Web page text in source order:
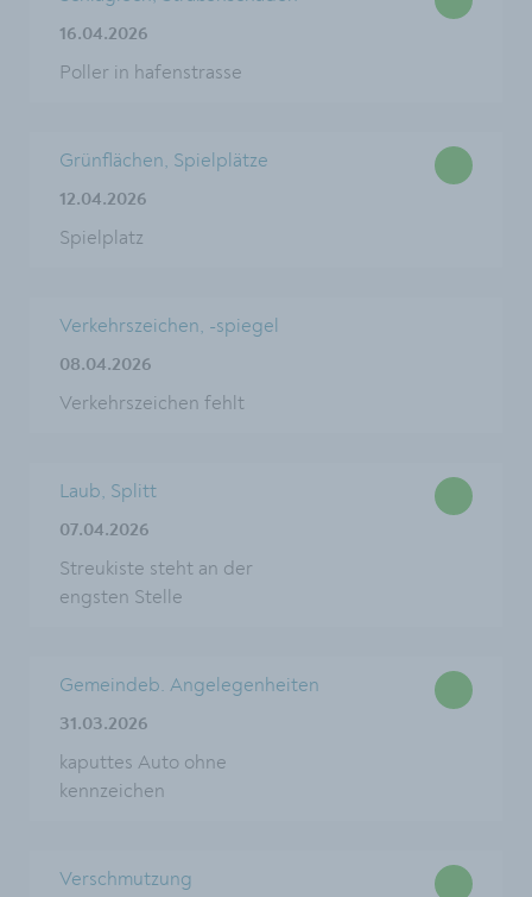
16.04.2026
Poller in hafenstrasse
Grünflächen, Spielplätze
12.04.2026
Spielplatz
Verkehrszeichen, -spiegel
08.04.2026
Verkehrszeichen fehlt
Laub, Splitt
07.04.2026
Streukiste steht an der
engsten Stelle
Gemeindeb. Angelegenheiten
31.03.2026
kaputtes Auto ohne
kennzeichen
Verschmutzung